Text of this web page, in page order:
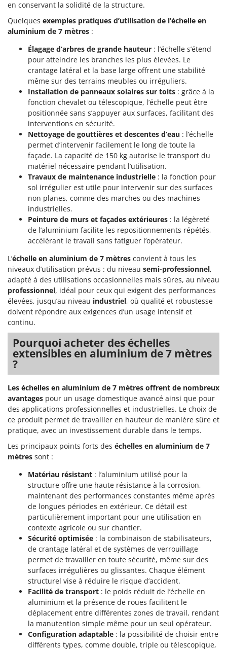
Pulvérisateurs
Pulvérisateurs portés
Rafraîchisseurs d'air par évaporation
Rampes de chargement en aluminium
Râpes à fromage électriques
Râteaux pour tracteur
Remplisseuses
Robots nettoyeurs de piscine
Robots Tondeuses
Rogneuses de souches
Rouleaux pour tracteur
Scies à os
Scies à Ruban
Scies alternatives à batterie
Scies de jardin télescopiques
Sécateurs électriques à batterie
Sécateurs et Échenilloirs manuels
Sécateurs pneumatiques
Semoirs et Épandeurs d'engrais
Socs pour tracteur
Souffleurs aspirateurs pour Feuilles
Soufreuses - Poudreuses à dos
T
Taille-haies
Taille-haies à bras pour tracteur
Tarières
Tondeuses à Gazon
Tondeuses autoportées
Tondeuses débroussailleuses thermiques
Trancheuses
Trancheuses de sol
Transpalettes
Treuils de débardage
Tronçonneuses
Vêtements de Sécurité
Vibroculteurs à tracteur
GRIFO
GVS
Hailo
Helvi
Henx
HiKOKI
Honda
Idromatic
Il-Tec
Imperia
Infaco
Intec
Intex
ITM
J JOLLY ITALIA
K
KAAZ
Karcher
Kasco
Keter
KitchenAid
Komo
L
Laica
Lampacrescia - MGM
Landxcape
LAR Casalinghi
Lavor
Linea VZ
Lisam
Lotusgrill
M.A.I.BO.
Macom
Macte Ovens
Makita
MAMMAMIA
en conservant la solidité de la structure.
Quelques exemples pratiques d’utilisation de l’échelle en
aluminium de 7 mètres :
Élagage d’arbres de grande hauteur : l’échelle s’étend
pour atteindre les branches les plus élevées. Le
crantage latéral et la base large offrent une stabilité
même sur des terrains meubles ou irréguliers.
Installation de panneaux solaires sur toits : grâce à la
fonction chevalet ou télescopique, l’échelle peut être
positionnée sans s’appuyer aux surfaces, facilitant des
interventions en sécurité.
Nettoyage de gouttières et descentes d’eau : l’échelle
permet d’intervenir facilement le long de toute la
façade. La capacité de 150 kg autorise le transport du
matériel nécessaire pendant l’utilisation.
Travaux de maintenance industrielle : la fonction pour
sol irrégulier est utile pour intervenir sur des surfaces
non planes, comme des marches ou des machines
industrielles.
Peinture de murs et façades extérieures : la légèreté
de l’aluminium facilite les repositionnements répétés,
accélérant le travail sans fatiguer l’opérateur.
L’échelle en aluminium de 7 mètres convient à tous les
niveaux d’utilisation prévus : du niveau semi-professionnel,
adapté à des utilisations occasionnelles mais sûres, au niveau
professionnel, idéal pour ceux qui exigent des performances
élevées, jusqu’au niveau industriel, où qualité et robustesse
doivent répondre aux exigences d’un usage intensif et
continu.
Pourquoi acheter des échelles
extensibles en aluminium de 7 mètres
?
Les échelles en aluminium de 7 mètres offrent de nombreux
avantages pour un usage domestique avancé ainsi que pour
des applications professionnelles et industrielles. Le choix de
ce produit permet de travailler en hauteur de manière sûre et
pratique, avec un investissement durable dans le temps.
Les principaux points forts des échelles en aluminium de 7
mètres sont :
Matériau résistant : l’aluminium utilisé pour la
structure offre une haute résistance à la corrosion,
maintenant des performances constantes même après
de longues périodes en extérieur. Ce détail est
particulièrement important pour une utilisation en
contexte agricole ou sur chantier.
Sécurité optimisée : la combinaison de stabilisateurs,
de crantage latéral et de systèmes de verrouillage
permet de travailler en toute sécurité, même sur des
surfaces irrégulières ou glissantes. Chaque élément
structurel vise à réduire le risque d’accident.
Facilité de transport : le poids réduit de l’échelle en
aluminium et la présence de roues facilitent le
déplacement entre différentes zones de travail, rendant
la manutention simple même pour un seul opérateur.
Configuration adaptable : la possibilité de choisir entre
différents types, comme double, triple ou télescopique,